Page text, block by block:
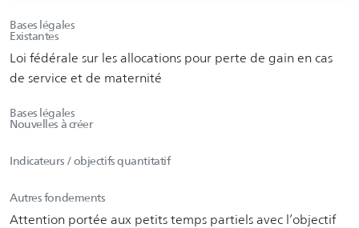
Bases légales
Existantes
Loi fédérale sur les allocations pour perte de gain en cas
de service et de maternité
Bases légales
Nouvelles à créer
Indicateurs / objectifs quantitatif
Autres fondements
Attention portée aux petits temps partiels avec l’objectif